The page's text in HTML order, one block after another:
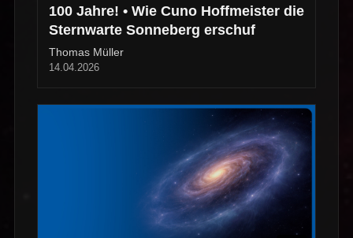
100 Jahre! • Wie Cuno Hoffmeister die
Sternwarte Sonneberg erschuf
Thomas Müller
14.04.2026